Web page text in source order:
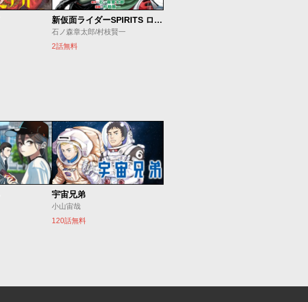
新仮面ライダーSPIRITS ロンリー仮面ライダー編
石ノ森章太郎/村枝賢一
2話無料
宇宙兄弟
小山宙哉
120話無料